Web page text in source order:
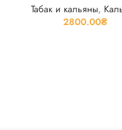
Табак и кальяны,
2800.00₴